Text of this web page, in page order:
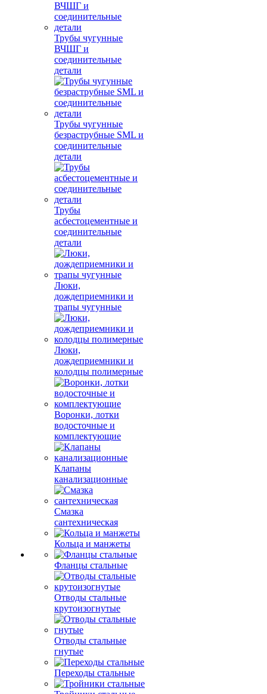
Трубы чугунные
ВЧШГ и
соединительные
детали
Трубы чугунные
безраструбные SML и
соединительные
детали
Трубы
асбестоцементные и
соединительные
детали
Люки,
дождеприемники и
трапы чугунные
Люки,
дождеприемники и
колодцы полимерные
Воронки, лотки
водосточные и
комплектующие
Клапаны
канализационные
Смазка
сантехническая
Кольца и манжеты
Фланцы стальные
Отводы стальные
крутоизогнутые
Отводы стальные
гнутые
Переходы стальные